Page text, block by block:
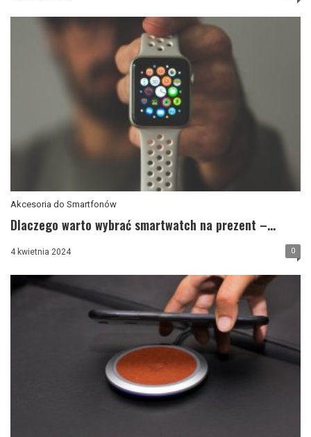
Akcesoria do Smartfonów
Dlaczego warto wybrać smartwatch na prezent –...
4 kwietnia 2024 0